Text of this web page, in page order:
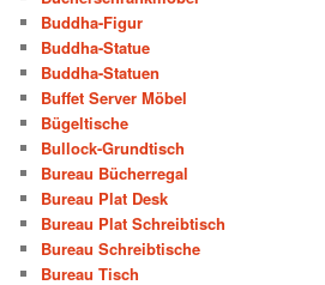
Buddha-Figur
Buddha-Statue
Buddha-Statuen
Buffet Server Möbel
Bügeltische
Bullock-Grundtisch
Bureau Bücherregal
Bureau Plat Desk
Bureau Plat Schreibtisch
Bureau Schreibtische
Bureau Tisch